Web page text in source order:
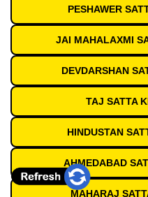
PESHAWER
JAI MAHALAXMI
DEVDARSHAN
TAJ SATTA
HINDUSTAN
AHMEDABAD
MAHARAJ